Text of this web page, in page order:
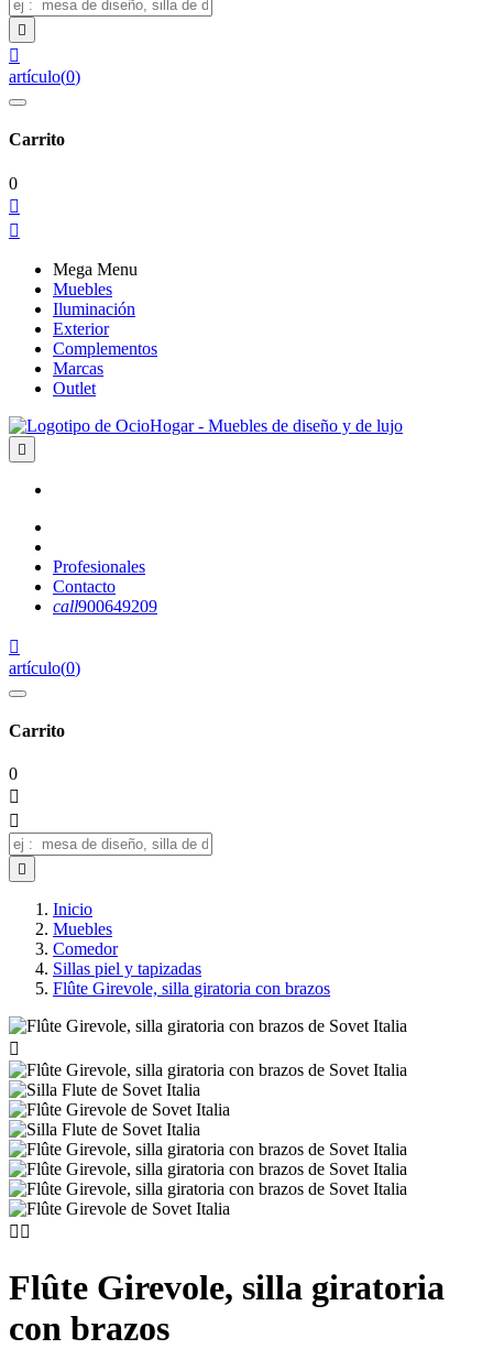


artículo(0)
Carrito
0


Mega Menu
Muebles
Iluminación
Exterior
Complementos
Marcas
Outlet

Profesionales
Contacto
call900649209

artículo(0)
Carrito
0



Inicio
Muebles
Comedor
Sillas piel y tapizadas
Flûte Girevole, silla giratoria con brazos

 
Flûte Girevole, silla giratoria
con brazos